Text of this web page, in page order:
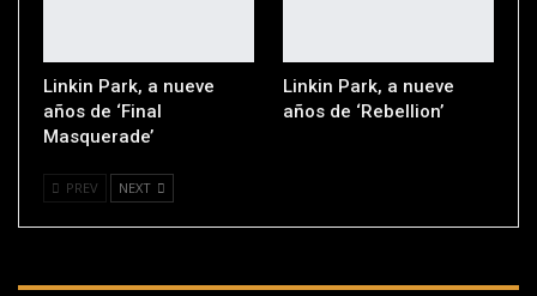
Linkin Park, a nueve
años de ‘Final
Masquerade’
Linkin Park, a nueve
años de ‘Rebellion’
PREV NEXT